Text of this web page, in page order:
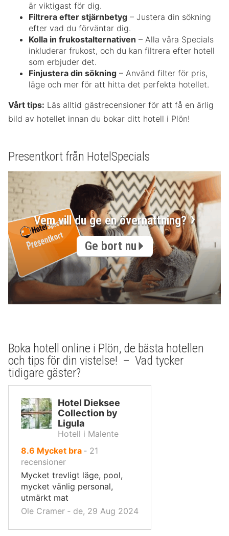
är viktigast för dig.
Filtrera efter stjärnbetyg – Justera din sökning
efter vad du förväntar dig.
Kolla in frukostalternativen – Alla våra Specials
inkluderar frukost, och du kan filtrera efter hotell
som erbjuder det.
Finjustera din sökning – Använd filter för pris,
läge och mer för att hitta det perfekta hotellet.
Vårt tips: Läs alltid gästrecensioner för att få en ärlig
bild av hotellet innan du bokar ditt hotell i Plön!
Presentkort från HotelSpecials
Vem vill du ge en övernattning?
Ge bort nu
Boka hotell online i Plön, de bästa hotellen
och tips för din vistelse! – Vad tycker
tidigare gäster?
Hotel Dieksee
Collection by
Ligula
Hotell i Malente
8.6 av
10,
Mycket bra ‐ 21
recensioner
Mycket trevligt läge, pool,
mycket vänlig personal,
utmärkt mat
Ole Cramer ‐ de, 29 Aug 2024